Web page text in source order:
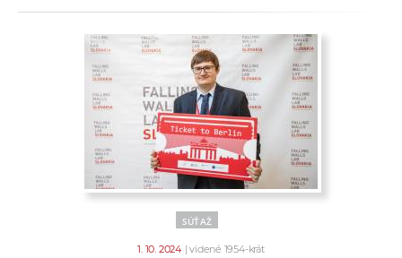
SÚŤAŽ
1. 10. 2024 | videné 1954-krát